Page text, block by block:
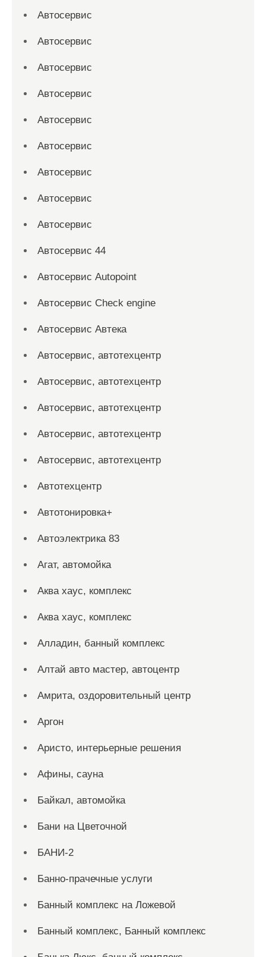
Автосервис
Автосервис
Автосервис
Автосервис
Автосервис
Автосервис
Автосервис
Автосервис
Автосервис
Автосервис 44
Автосервис Autopoint
Автосервис Check engine
Автосервис Автека
Автосервис, автотехцентр
Автосервис, автотехцентр
Автосервис, автотехцентр
Автосервис, автотехцентр
Автосервис, автотехцентр
Автотехцентр
Автотонировка+
Автоэлектрика 83
Агат, автомойка
Аква хаус, комплекс
Аква хаус, комплекс
Алладин, банный комплекс
Алтай авто мастер, автоцентр
Амрита, оздоровительный центр
Аргон
Аристо, интерьерные решения
Афины, сауна
Байкал, автомойка
Бани на Цветочной
БАНИ-2
Банно-прачечные услуги
Банный комплекс на Ложевой
Банный комплекс, Банный комплекс